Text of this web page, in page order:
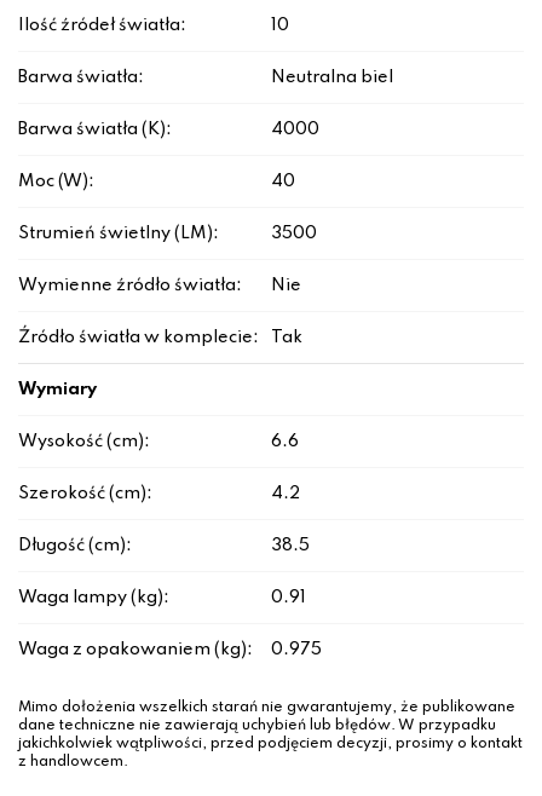
Ilość źródeł światła: 10
Barwa światła: Neutralna biel
Barwa światła (K): 4000
Moc (W): 40
Strumień świetlny (LM): 3500
Wymienne źródło światła: Nie
Źródło światła w komplecie: Tak
Wymiary
Wysokość (cm): 6.6
Szerokość (cm): 4.2
Długość (cm): 38.5
Waga lampy (kg): 0.91
Waga z opakowaniem (kg): 0.975
Mimo dołożenia wszelkich starań nie gwarantujemy, że publikowane
dane techniczne nie zawierają uchybień lub błędów. W przypadku
jakichkolwiek wątpliwości, przed podjęciem decyzji, prosimy o kontakt
z handlowcem.